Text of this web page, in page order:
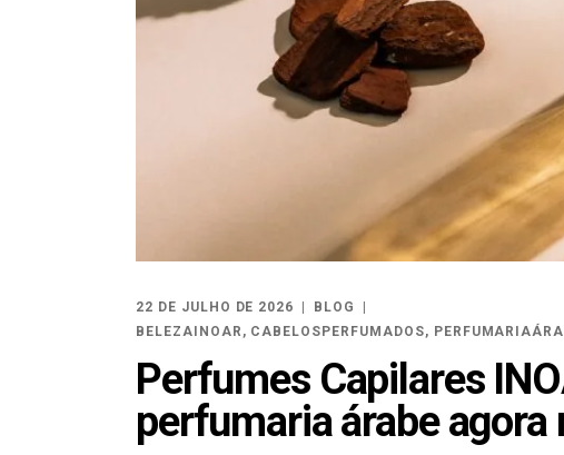
22 DE JULHO DE 2026
BLOG
BELEZAINOAR , CABELOSPERFUMADOS,
Perfumes Capilares
perfumaria árabe agora